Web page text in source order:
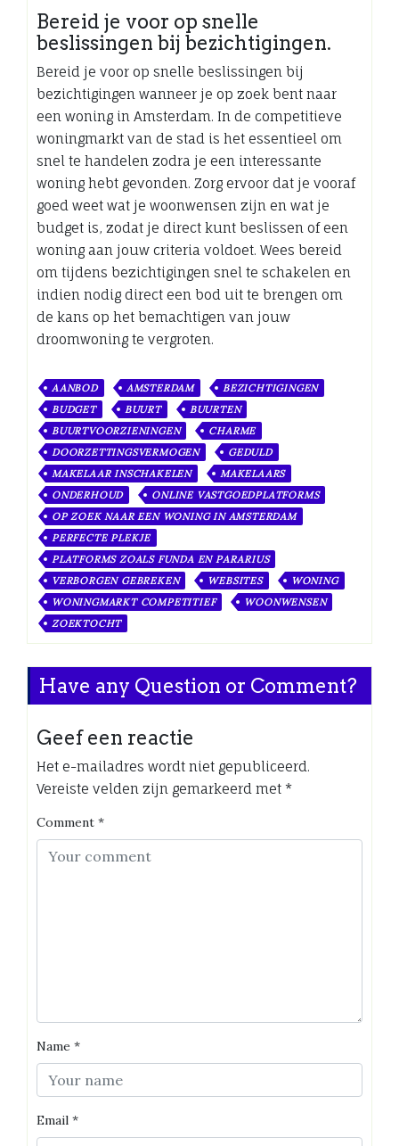
Bereid je voor op snelle
beslissingen bij bezichtigingen.
Bereid je voor op snelle beslissingen bij
bezichtigingen wanneer je op zoek bent naar
een woning in Amsterdam. In de competitieve
woningmarkt van de stad is het essentieel om
snel te handelen zodra je een interessante
woning hebt gevonden. Zorg ervoor dat je vooraf
goed weet wat je woonwensen zijn en wat je
budget is, zodat je direct kunt beslissen of een
woning aan jouw criteria voldoet. Wees bereid
om tijdens bezichtigingen snel te schakelen en
indien nodig direct een bod uit te brengen om
de kans op het bemachtigen van jouw
droomwoning te vergroten.
AANBOD AMSTERDAM
BEZICHTIGINGEN
BUDGET
BUURT
BUURTEN
BUURTVOORZIENINGEN
CHARME
DOORZETTINGSVERMOGEN
GEDULD
MAKELAAR INSCHAKELEN
MAKELAARS
ONDERHOUD
ONLINE VASTGOEDPLATFORMS
OP ZOEK NAAR EEN WONING IN AMSTERDAM
PERFECTE PLEKJE
PLATFORMS ZOALS FUNDA EN PARARIUS
VERBORGEN GEBREKEN
WEBSITES
WONING
WONINGMARKT COMPETITIEF
WOONWENSEN
ZOEKTOCHT
Have any Question or Comment?
Geef een reactie
Het e-mailadres wordt niet gepubliceerd.
Vereiste velden zijn gemarkeerd met *
Comment *
Name *
Email *